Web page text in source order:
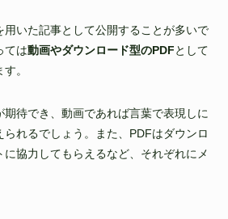
いた記事として公開することが多いで
ては動画やダウンロード型のPDFとして
。
待でき、動画であれば言葉で表現しに
られるでしょう。また、PDFはダウンロ
協力してもらえるなど、それぞれにメ